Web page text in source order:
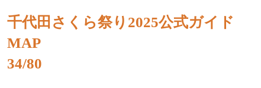
千代田さくら祭り2025公式ガイド
MAP
34/80